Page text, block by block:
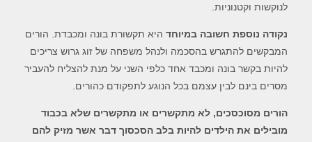
לנוקשות וקטנוניות.
נקודה נוספת חשובה במיוחד היא תקשורת בונה ומכבדת. הורים
המבקשים להתגרש בהסכמה ולנהל משפחה של זוג גרוש צריכים
להיות בקשר בונה ומכבד אחד כלפי השני על מנת להצליח להעביר
מסרים בינם לבין עצמם בכל הנוגע לתפקודם כהורים.
הורים מסוכסכים, לא מתקשרים או מתקשרים שלא בכבוד
מובילים את הילדים להיות בלב הסכסוך דבר אשר מזיק להם